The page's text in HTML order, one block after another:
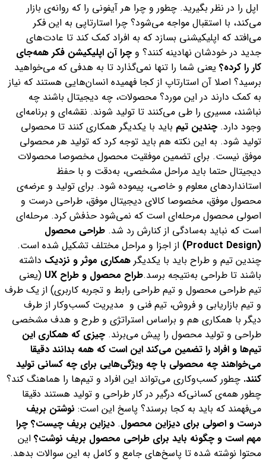
اپل را در نظر بگیرید. چطور و چرا هر آیفونی را که روانه‌ی بازار
می‌کند، با استقبال مواجه می‌شود؟ چرا استارتاپی به این فکر
می‌افتد که اپلیکیشنی بسازد که به افراد کمک کند تا عادت‌های
جدید در خودشان نهادینه کنند؟ و چرا آن اپلیکیشن فکر همه‌جای
کار را کرده؟ یعنی شما را تنها نمی‌گذارد تا به هدفی که می‌خواهید
برسید؟ اصلا آن استارتاپ از کجا فهمیده انسان‌هایی هستند که نیاز
به کمک دارند در این مورد؟ محصولات، چه دیجیتال باشند چه
نباشند، مسیری را طی می‌کنند تا تولید شوند. نقشه‌ای و برنامه‌ای
وجود دارد. چندین تیم باید با یکدیگر همکاری کنند تا محصولی
تولید شود. به این نکته هم باید توجه کرد که تولید هر محصولی
موفق نیست. برای تضمین موفقیت محصول مخصوصا محصولات
دیجیتال حتما باید مراحل مشخصی، به‌دقت و با حفظ
استاندارد‌های معلوم و خاصی، پیموده شود. برای تولید و عرضه‌‌ی
محصول موفق، مخصوصا کالای دیجیتال موفق، طراحی درست و
اصولی محصول مرحله‌ای است که نمی‌شود حذفش کرد. مرحله‌ای
است که نباید به‌سادگی از کنارش رد شد. طراحی محصول
(Product Design)
از اجزا و مراحل مختلف تشکیل شده است.
چندین تیم و طراح باید با یکدیگر همکاری موثر و نزدیک داشته
باشند تا طراحی به‌نتیجه‌ برسد.طراح محصول و طراح UX
(یعنی
تیم طراحی محصول و تیم طراحی رابط و تجربه کاربری) از یک طرف
و تیم بازاریابی و فروش، تیم فنی و مدیریت کسب‌وکار از طرف
دیگر با همکاری هم و براساس استراتژی و طرح و هدف مشخصی
طراحی و تولید محصول را پیش می‌برند. چیزی که همکاری این
تیم‌ها و افراد را تضمین می‌کند این است که همه بدانند دقیقا
می‌خواهند چه محصولی با چه ویژگی‌هایی برای چه کسانی تولید
کنند. چطور کسب‌وکاری می‌تواند این افراد و تیم‌ها را هماهنگ کند؟
چطور همه‌ی کسانی‌که درگیر در کار طراحی و تولید هستند دقیقا
می‌‌فهمند که باید به کجا برسند؟ پاسخ این است: نوشتن بریف
درست و اصولی برای دیزاین محصول. دیزاین بریف چیست؟ چرا
مهم است و چگونه باید برای طراحی محصول بریف نوشت؟ این
محتوا نوشته شده تا پاسخ‌های جامع و کامل به این سوالات بدهد.